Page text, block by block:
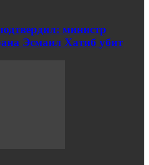
министр
Эсмаил Хатиб убит